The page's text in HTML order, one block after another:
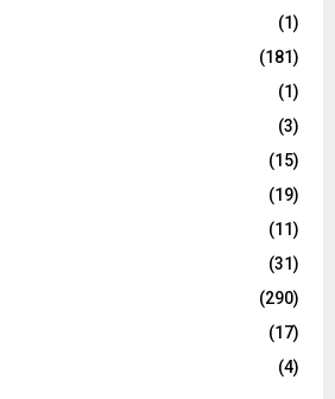
(1)
(181)
(1)
(3)
(15)
(19)
(11)
(31)
(290)
(17)
(4)